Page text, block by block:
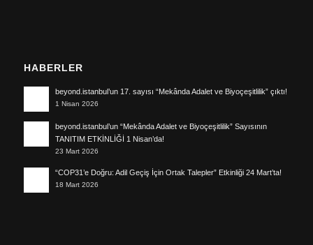
HABERLER
beyond.istanbul’un 17. sayısı “Mekânda Adalet ve Biyoçeşitlilik” çıktı!
1 Nisan 2026
beyond.istanbul’un “Mekânda Adalet ve Biyoçeşitlilik” Sayısının
TANITIM ETKİNLİĞİ 1 Nisan’da!
23 Mart 2026
“COP31’e Doğru: Adil Geçiş İçin Ortak Talepler” Etkinliği 24 Mart’ta!
18 Mart 2026